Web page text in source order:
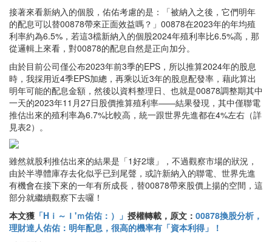
接著來看新納入的個股，佑佑考慮的是：「被納入之後，它們明年
的配息可以替00878帶來正面效益嗎？」00878在2023年的年均殖
利率約為6.5%，若這3檔新納入的個股2024年殖利率比6.5%高，那
從邏輯上來看，對00878的配息自然是正向加分。
由於目前公司僅公布2023年前3季的EPS，所以推算2024年的股息
時，我採用近4季EPS加總，再乘以近3年的股息配發率，藉此算出
明年可能的配息金額，然後以資料整理日、也就是00878調整期其中
一天的2023年11月27日股價推算殖利率——結果發現，其中僅聯電
推估出來的殖利率為6.7%比較高，統一跟世界先進都在4%左右（詳
見表2）。
雖然就股利推估出來的結果是「1好2壞」，不過觀察市場的狀況，
由於半導體庫存去化似乎已到尾聲，或許新納入的聯電、世界先進
有機會在接下來的一年有所成長，替00878帶來股價上揚的空間，這
部分就繼續觀察下去囉！
本文獲 「Hｉ～Ｉ'ｍ佑佑：）」 授權轉載，原文： 00878換股分析，
理財達人佑佑：明年配息，很高的機率有「資本利得」！